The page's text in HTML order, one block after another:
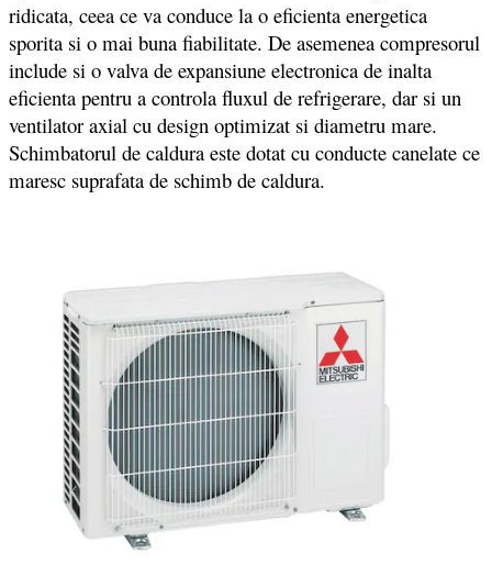
ridicata, ceea ce va conduce la o eficienta energetica
sporita si o mai buna fiabilitate. De asemenea compresorul
include si o valva de expansiune electronica de inalta
eficienta pentru a controla fluxul de refrigerare, dar si un
ventilator axial cu design optimizat si diametru mare.
Schimbatorul de caldura este dotat cu conducte canelate ce
maresc suprafata de schimb de caldura.